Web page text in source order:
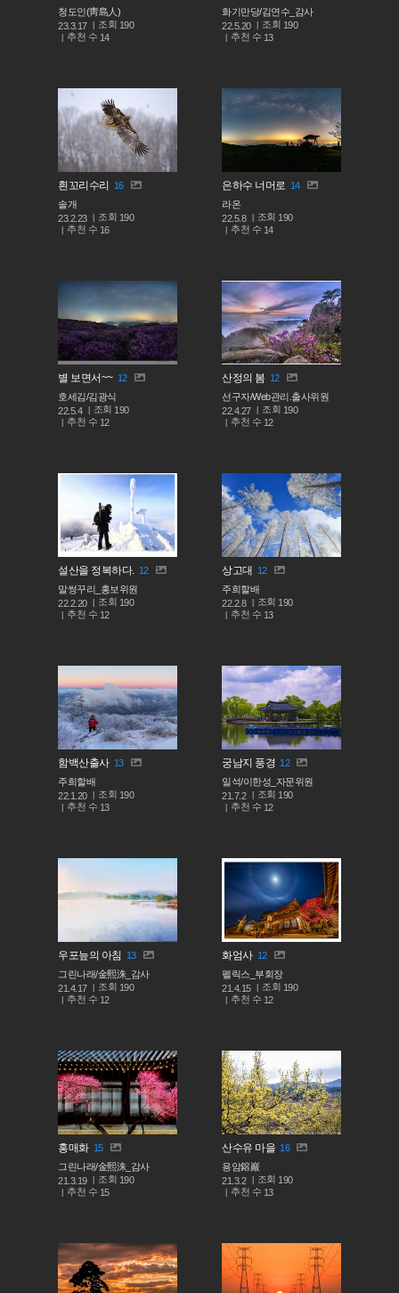
청도인(靑島人)
23.3.17
조회 190
추천 수 14
화기만당/김연수_감사
22.5.20
조회 190
추천 수 13
흰꼬리수리 16
솔개
23.2.23
조회 190
추천 수 16
은하수 너머로
14
라온
22.5.8
조회 190
추천 수 14
별 보면서~~ 12
호세김/김광식
22.5.4
조회 190
추천 수 12
산정의 봄 12
선구자/Web관리.출사위원
22.4.27
조회 190
추천 수 12
설산을 정복하다.
12
말썽꾸리_홍보위원
22.2.20
조회 190
추천 수 12
상고대 12
주희할배
22.2.8
조회 190
추천 수 13
함백산출사 13
주희할배
22.1.20
조회 190
추천 수 13
궁남지 풍경 12
일석/이한성_자문위원
21.7.2
조회 190
추천 수 12
우포늪의 아침 13
그린나래/金熙洙_감사
21.4.17
조회 190
추천 수 12
화엄사 12
펠릭스_부회장
21.4.15
조회 190
추천 수 12
홍매화 15
그린나래/金熙洙_감사
21.3.19
조회 190
추천 수 15
산수유 마을 16
용암鎔巖
21.3.2
조회 190
추천 수 13